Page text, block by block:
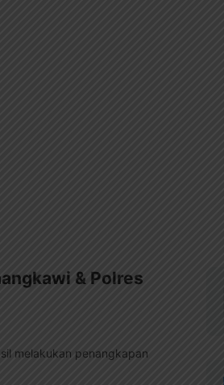
& Polres
melakukan penangkapan